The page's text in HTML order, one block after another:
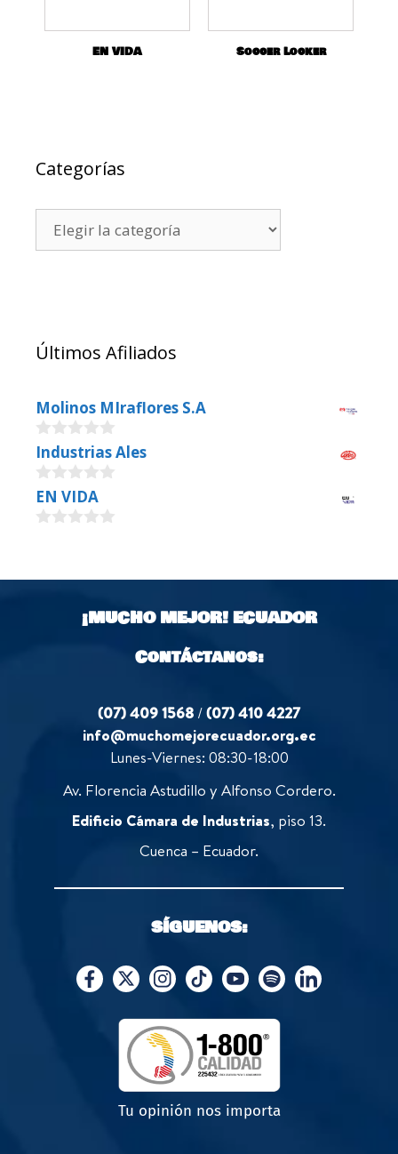
EN VIDA Soccer Locker
Categorías
Últimos Afiliados
Molinos MIraflores S.A
0
o
u
t
o
f
Industrias Ales
0
o
u
5
EN VIDA
t
¡MUCHO MEJOR!ECUADOR
Contáctanos:
(07) 409 1568 /(07) 410 4227
info@muchomejorecuador.org.ec
Lunes-Viernes: 08:30-18:00
Av. Florencia Astudillo y Alfonso Cordero.
Edificio Cámara de Industrias, piso 13.
Cuenca – Ecuador.
SÍGUENOS:
Tu opinión nos importa